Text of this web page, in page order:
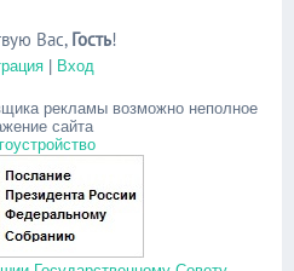
Вас, Гость!
| Вход
рекламы возможно неполное
сайта